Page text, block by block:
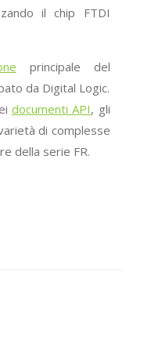
il chip FTDI
principale del
da Digital Logic.
documenti API, gli
di complesse
della serie FR.